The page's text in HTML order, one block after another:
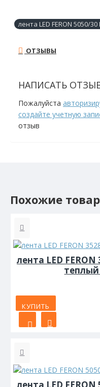
лента LED FERON 5050/30
ОТЗЫВЫ
НАПИСАТЬ
Пожалуйста
создайте учетную
отзыв
Похожие
лента LED
теплый
КУПИТЬ